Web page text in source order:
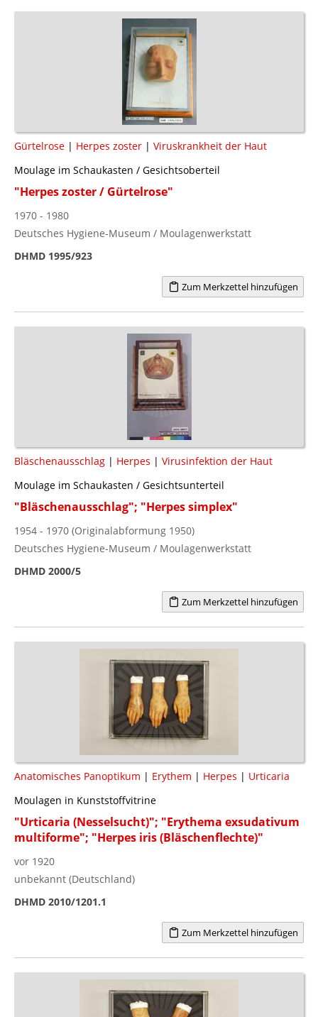
Gürtelrose | Herpes zoster | Viruskrankheit der Haut
Moulage im Schaukasten / Gesichtsoberteil
"Herpes zoster / Gürtelrose"
1970 - 1980
Deutsches Hygiene-Museum / Moulagenwerkstatt
DHMD 1995/923
Zum Merkzettel hinzufügen
Bläschenausschlag | Herpes | Virusinfektion der Haut
Moulage im Schaukasten / Gesichtsunterteil
"Bläschenausschlag"; "Herpes simplex"
1954 - 1970 (Originalabformung 1950)
Deutsches Hygiene-Museum / Moulagenwerkstatt
DHMD 2000/5
Zum Merkzettel hinzufügen
Anatomisches Panoptikum | Erythem | Herpes | Urticaria
Moulagen in Kunststoffvitrine
"Urticaria (Nesselsucht)"; "Erythema exsudativum
multiforme"; "Herpes iris (Bläschenflechte)"
vor 1920
unbekannt (Deutschland)
DHMD 2010/1201.1
Zum Merkzettel hinzufügen